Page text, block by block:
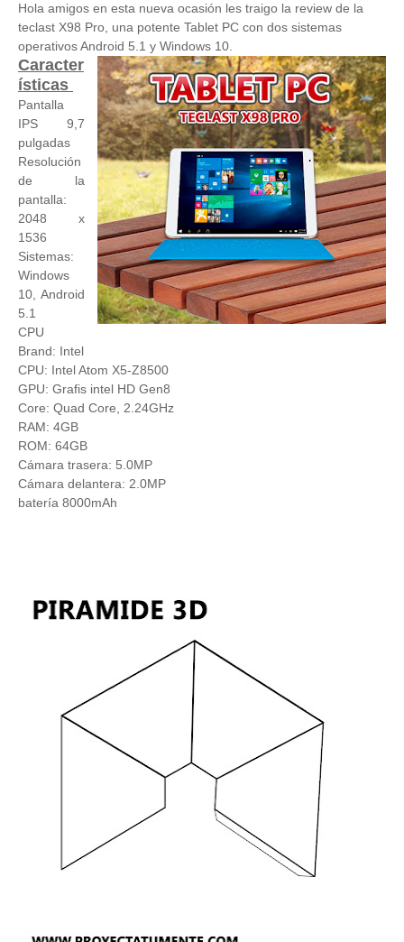
Hola amigos en esta nueva ocasión les traigo la review de la
teclast X98 Pro, una potente Tablet PC con dos sistemas
operativos Android 5.1 y Windows 10.
Caracter
ísticas
Pantalla
IPS 9,7
pulgadas
Resolución
de la
pantalla:
2048 x
1536
Sistemas:
Windows
10, Android
5.1
CPU
Brand: Intel
CPU: Intel Atom X5-Z8500
GPU: Grafis intel HD Gen8
Core: Quad Core, 2.24GHz
RAM: 4GB
ROM: 64GB
Cámara trasera: 5.0MP
Cámara delantera: 2.0MP
batería 8000mAh